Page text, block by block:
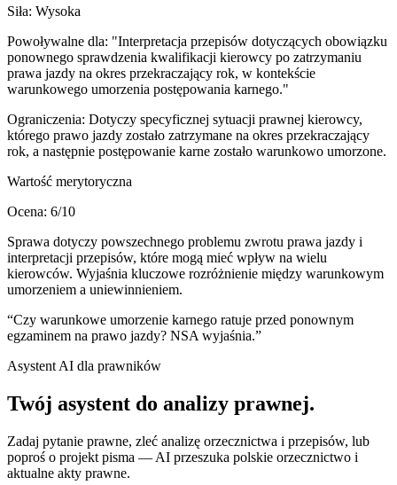
Siła: Wysoka
Powoływalne dla: "Interpretacja przepisów dotyczących obowiązku
ponownego sprawdzenia kwalifikacji kierowcy po zatrzymaniu
prawa jazdy na okres przekraczający rok, w kontekście
warunkowego umorzenia postępowania karnego."
Ograniczenia: Dotyczy specyficznej sytuacji prawnej kierowcy,
którego prawo jazdy zostało zatrzymane na okres przekraczający
rok, a następnie postępowanie karne zostało warunkowo umorzone.
Wartość merytoryczna
Ocena: 6/10
Sprawa dotyczy powszechnego problemu zwrotu prawa jazdy i
interpretacji przepisów, które mogą mieć wpływ na wielu
kierowców. Wyjaśnia kluczowe rozróżnienie między warunkowym
umorzeniem a uniewinnieniem.
“Czy warunkowe umorzenie karnego ratuje przed ponownym
egzaminem na prawo jazdy? NSA wyjaśnia.”
Asystent AI dla prawników
Twój asystent do analizy prawnej.
Zadaj pytanie prawne, zleć analizę orzecznictwa i przepisów, lub
poproś o projekt pisma — AI przeszuka polskie orzecznictwo i
aktualne akty prawne.